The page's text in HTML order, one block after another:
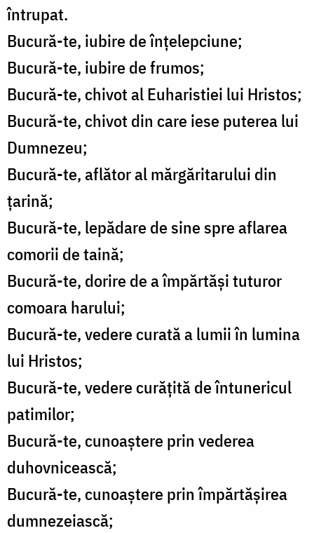
întrupat.
Bucură-te, iubire de înțelepciune;
Bucură-te, iubire de frumos;
Bucură-te, chivot al Euharistiei lui Hristos;
Bucură-te, chivot din care iese puterea lui
Dumnezeu;
Bucură-te, aflător al mărgăritarului din
țarină;
Bucură-te, lepădare de sine spre aflarea
comorii de taină;
Bucură-te, dorire de a împărtăși tuturor
comoara harului;
Bucură-te, vedere curată a lumii în lumina
lui Hristos;
Bucură-te, vedere curățită de întunericul
patimilor;
Bucură-te, cunoaștere prin vederea
duhovnicească;
Bucură-te, cunoaștere prin împărtășirea
dumnezeiască;